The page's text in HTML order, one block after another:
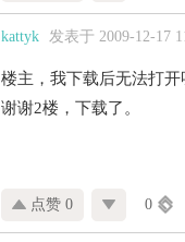
kattyk 发表于 2009-12-17
楼主，我下载后无法打开
谢谢2楼，下载了。
点赞 0 0